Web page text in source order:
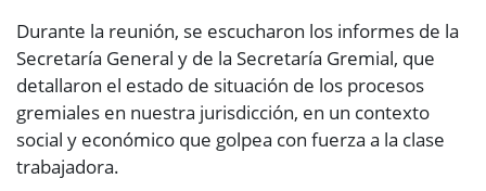
Durante la reunión, se escucharon los informes de la
Secretaría General y de la Secretaría Gremial, que
detallaron el estado de situación de los procesos
gremiales en nuestra jurisdicción, en un contexto
social y económico que golpea con fuerza a la clase
trabajadora.